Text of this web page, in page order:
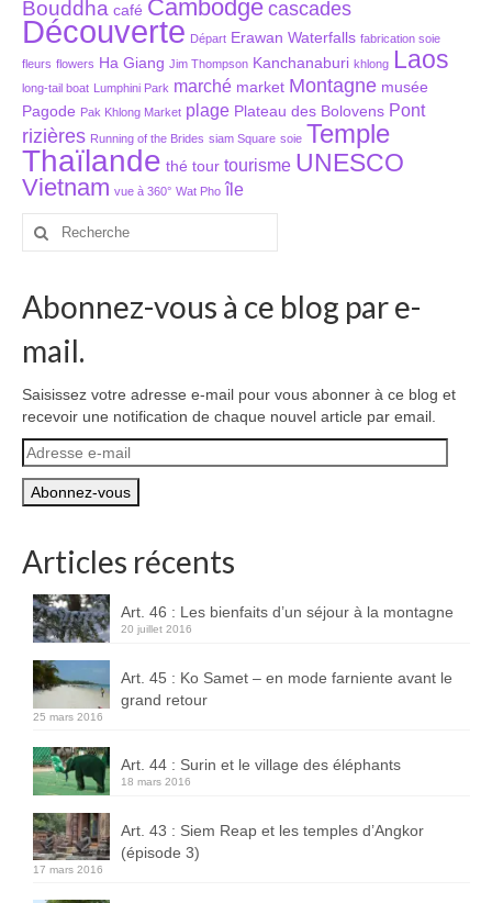
Laos
Carte du Laos
Laos – infos
Paludisme au Laos
Les articles du Laos
Vietnam
Les articles du Vietnam
Cambodge
Carte du Cambodge
Cambodge – Infos
Toutes à l’école
Paludisme au Cambodge
Les articles du Cambodge
Carte de la France
Notre région, la Normandie
Ville : Paris
Bouddha café Cambodge cascades
Découverte Départ Erawan Waterfalls fabrication soie
fleurs flowers Ha Giang Jim Thompson Kanchanaburi khlong Laos
long-tail boat Lumphini Park marché market Montagne musée
Pagode Pak Khlong Market plage Plateau des Bolovens Pont
rizières Running of the Brides siam Square soie Temple
Thaïlande thé tour tourisme UNESCO
Vietnam vue à 360° Wat Pho île
Rechercher
Abonnez-vous à ce blog par e-
mail.
Saisissez votre adresse e-mail pour vous abonner à ce blog et
recevoir une notification de chaque nouvel article par email.
Adresse
e-
mail
Articles récents
Art. 46 : Les bienfaits d’un séjour à la montagne
20 juillet 2016
Art. 45 : Ko Samet – en mode farniente avant le
grand retour
25 mars 2016
Art. 44 : Surin et le village des éléphants
18 mars 2016
Art. 43 : Siem Reap et les temples d’Angkor
(épisode 3)
17 mars 2016